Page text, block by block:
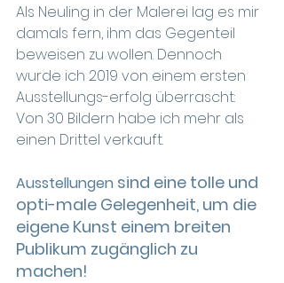
Als Neuling in der Malerei lag es mir
damals fern, ihm das Gegenteil
beweisen zu wollen. Dennoch
wurde ich 2019 von einem ersten
Ausstellungs-erfolg überrascht:
Von 30 Bildern habe ich mehr als
einen Drittel verkauft.
Ausstellungen sind eine tolle und
opti-male Gelegenheit, um die
eigene Kunst einem breiten
Publikum zugänglich zu
machen!